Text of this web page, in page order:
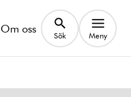
Om oss Sök Meny